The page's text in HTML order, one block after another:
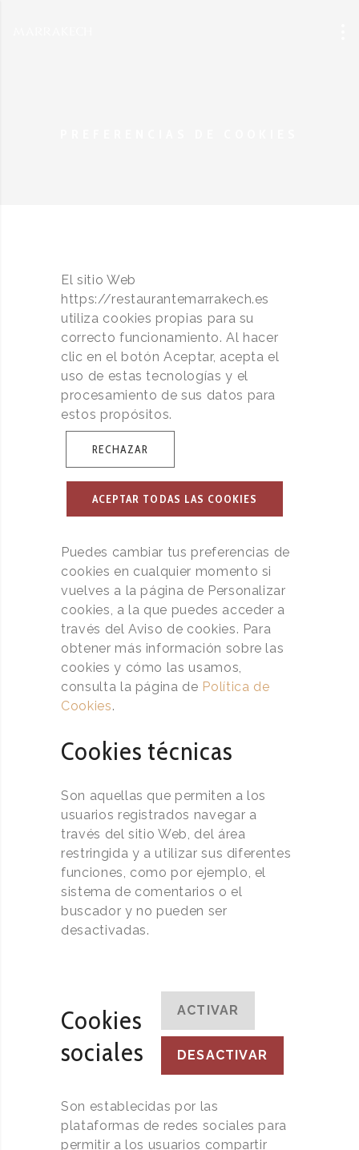
El sitio Web
https://restaurantemarrakech.es
utiliza cookies propias para su
correcto funcionamiento. Al hacer
clic en el botón Aceptar, acepta el
uso de estas tecnologías y el
procesamiento de sus datos para
estos propósitos.
RECHAZAR
ACEPTAR TODAS LAS COOKIES
Puedes cambiar tus preferencias de
cookies en cualquier momento si
vuelves a la página de Personalizar
cookies, a la que puedes acceder a
través del Aviso de cookies. Para
obtener más información sobre las
cookies y cómo las usamos,
consulta la página de Política de
Cookies.
Cookies técnicas
Son aquellas que permiten a los
usuarios registrados navegar a
través del sitio Web, del área
restringida y a utilizar sus diferentes
funciones, como por ejemplo, el
sistema de comentarios o el
buscador y no pueden ser
desactivadas.
Cookies
sociales
ACTIVAR
DESACTIVAR
Son establecidas por las
plataformas de redes sociales para
permitir a los usuarios compartir